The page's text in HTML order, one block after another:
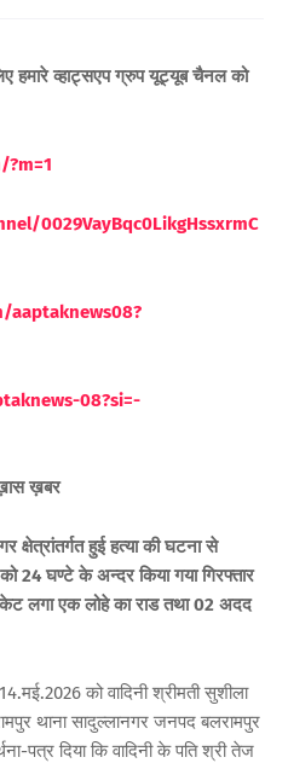
हमारे व्हाट्सएप ग्रुप यूट्यूब चैनल को
0029VayBqc0LikgHssxrmC
aaptaknews08?
08?si=-
ख़बर
क्षेत्रांतर्गत हुई हत्या की घटना से
24 घण्टे के अन्दर किया गया गिरफ्तार
लगा एक लोहे का राड तथा 02 अदद
को वादिनी श्रीमती सुशीला
थाना सादुल्लानगर जनपद बलरामपुर
पत्र दिया कि वादिनी के पति श्री तेज